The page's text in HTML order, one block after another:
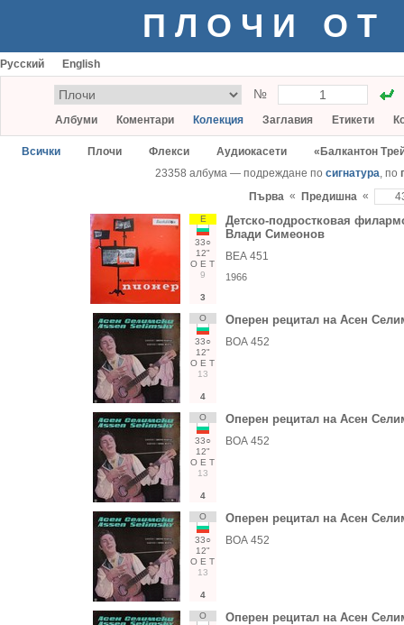
ПЛОЧИ ОТ
Русский English
№
Албуми Коментари Колекция Заглавия Етикети
Всички Плочи Флекси Аудиокасети
«Балкантон
23358 албума — подреждане по сигнатура, по
Първа « Предишна «
Е
33○
12"
О Е Т
9
3
Детско-подростковая
Влади Симеонов
ВЕА 451
1966
О
33○
12"
О Е Т
13
4
Оперен рецитал на Асен
ВОА 452
О
33○
12"
О Е Т
13
4
Оперен рецитал на Асен
ВОА 452
О
33○
12"
О Е Т
13
4
Оперен рецитал на Асен
ВОА 452
О Оперен рецитал на Асен